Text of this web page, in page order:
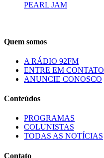
PEARL JAM
Quem somos
A RÁDIO 92FM
ENTRE EM CONTATO
ANUNCIE CONOSCO
Conteúdos
PROGRAMAS
COLUNISTAS
TODAS AS NOTÍCIAS
Contato